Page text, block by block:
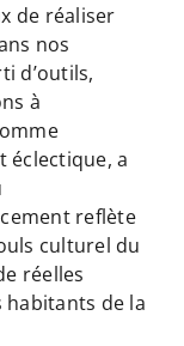
de réaliser
nos
d’outils,
à
éclectique, a
reflète
culturel du
réelles
de la